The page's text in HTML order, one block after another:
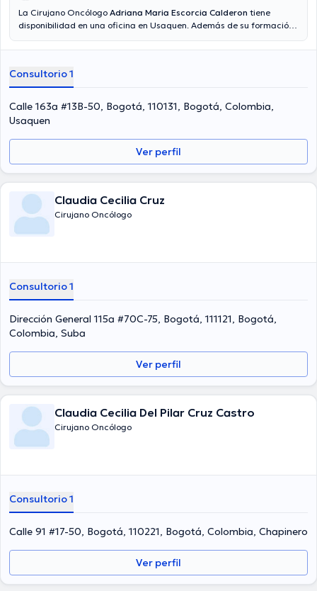
La Cirujano Oncólogo Adriana Maria Escorcia Calderon tiene
disponibilidad en una oficina en Usaquen. Además de su formación
experiencia en su área de especialidad. La profesional de la salud
Igualmente, ella se ha desempeñado como miembro de la
Asociación Colombiana de Psiquiatría, Asociación Colombiana de
Psiquiatría Biológica. Adriana Maria Escorcia Calderon ha
cooperado en abundantes conferencias con la finalidad de tener
una formación continua en su disciplina de especialización y ha
anunciado diversos comunicados. Su cita se puede realizar en
Consultorio 1
Calle 163a #13B-50, Bogotá, 110131, Bogotá, Colombia,
Usaquen
Ver perfil
Claudia Cecilia Cruz
Cirujano Oncólogo
Consultorio 1
Dirección General 115a #70C-75, Bogotá, 111121, Bogotá,
Colombia, Suba
Ver perfil
Claudia Cecilia Del Pilar Cruz Castro
Cirujano Oncólogo
Consultorio 1
Calle 91 #17-50, Bogotá, 110221, Bogotá, Colombia, Chapinero
Ver perfil